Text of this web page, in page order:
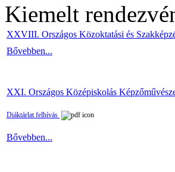
Kiemelt
XXVIII. Országos Közoktatási és
Bővebben...
XXI. Országos Középiskolás
Diáktárlat felhívás
Bővebben...